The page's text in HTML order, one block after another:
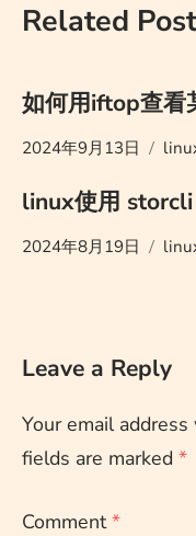
Related
如何用iftop查看
2024年9月13日
linux使用
2024年8月19日
Leave a Reply
Your email
fields are marked *
Comment*